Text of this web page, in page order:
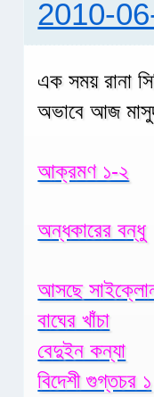
2010-
এক সময় রানা
অভাবে আজ
আক্রমণ ১-২
অন্ধকারের বন্ধু
আসছে
বাঘের খাঁচা
বেদুইন কন্যা
বিদেশী গুগ্তচর ১